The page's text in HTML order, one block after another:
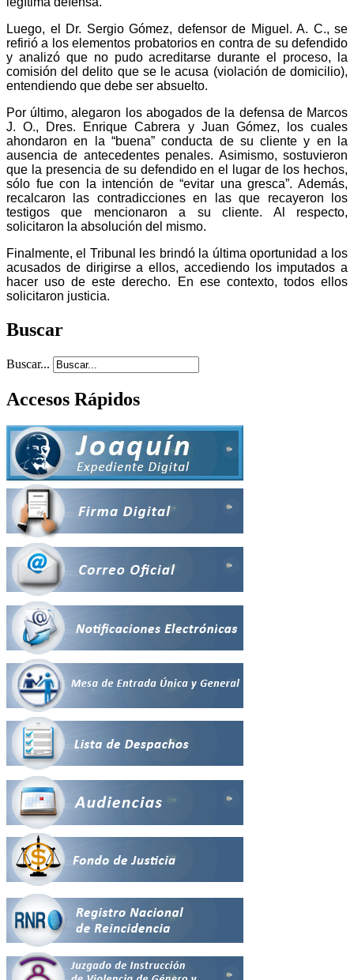
Luego, el Dr. Sergio Gómez, defensor de Miguel. A. C., se
refirió a los elementos probatorios en contra de su defendido
y analizó que no pudo acreditarse durante el proceso, la
comisión del delito que se le acusa (violación de domicilio),
entendiendo que debe ser absuelto.
Por último, alegaron los abogados de la defensa de Marcos
J. O., Dres. Enrique Cabrera y Juan Gómez, los cuales
ahondaron en la “buena” conducta de su cliente y en la
ausencia de antecedentes penales. Asimismo, sostuvieron
que la presencia de su defendido en el lugar de los hechos,
sólo fue con la intención de “evitar una gresca”. Además,
recalcaron las contradicciones en las que recayeron los
testigos que mencionaron a su cliente. Al respecto,
solicitaron la absolución del mismo.
Finalmente, el Tribunal les brindó la última oportunidad a los
acusados de dirigirse a ellos, accediendo los imputados a
hacer uso de este derecho. En ese contexto, todos ellos
solicitaron justicia.
Buscar
Buscar...
Accesos Rápidos